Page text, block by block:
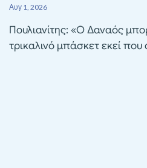
Αυγ 1, 2026
Πουλιανίτης: «Ο Δαναός
τρικαλινό μπάσκετ εκεί που